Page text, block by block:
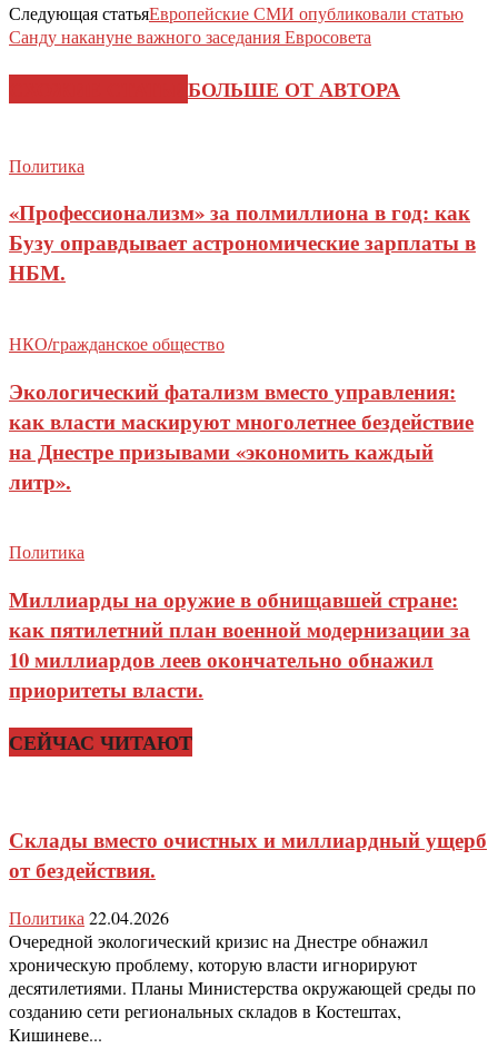
Следующая статьяЕвропейские СМИ опубликовали статью
Санду накануне важного заседания Евросовета
БОЛЬШЕ ОТ АВТОРА
Политика
«Профессионализм» за полмиллиона в год: как
Бузу оправдывает астрономические зарплаты в
НБМ.
НКО/гражданское общество
Экологический фатализм вместо управления:
как власти маскируют многолетнее бездействие
на Днестре призывами «экономить каждый
литр».
Политика
Миллиарды на оружие в обнищавшей стране:
как пятилетний план военной модернизации за
10 миллиардов леев окончательно обнажил
приоритеты власти.
СЕЙЧАС ЧИТАЮТ
Склады вместо очистных и миллиардный ущерб
от бездействия.
Политика 22.04.2026
Очередной экологический кризис на Днестре обнажил
хроническую проблему, которую власти игнорируют
десятилетиями. Планы Министерства окружающей среды по
созданию сети региональных складов в Костештах,
Кишиневе...